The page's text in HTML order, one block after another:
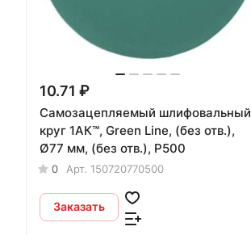
10.71 ₽
Самозацепляемый шлифовальный
круг 1АК™, Green Line, (без отв.),
Ø77 мм, (без отв.), P500
0 Арт. 150720770500
Заказать